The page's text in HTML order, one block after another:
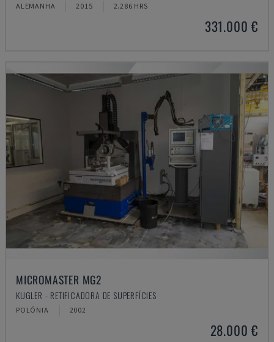
ALEMANHA 2015 2.286 HRS
331.000 €
MICROMASTER MG2
KUGLER - RETIFICADORA DE SUPERFÍCIES
POLÓNIA 2002
28.000 €